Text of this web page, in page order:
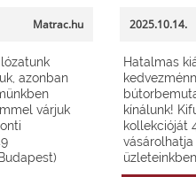
Matrac.hu
azonban
várjuk
2025.10.14.
Hatalmas
kínálunk!
kollekcióját